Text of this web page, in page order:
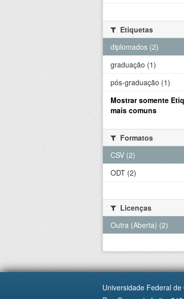
Etiquetas
diplomados (2)
graduação (1)
pós-graduação (1)
Mostrar somente
mais comuns
Formatos
CSV (2)
ODT (2)
Licenças
Outra (Aberta) (2)
Universidade Federal